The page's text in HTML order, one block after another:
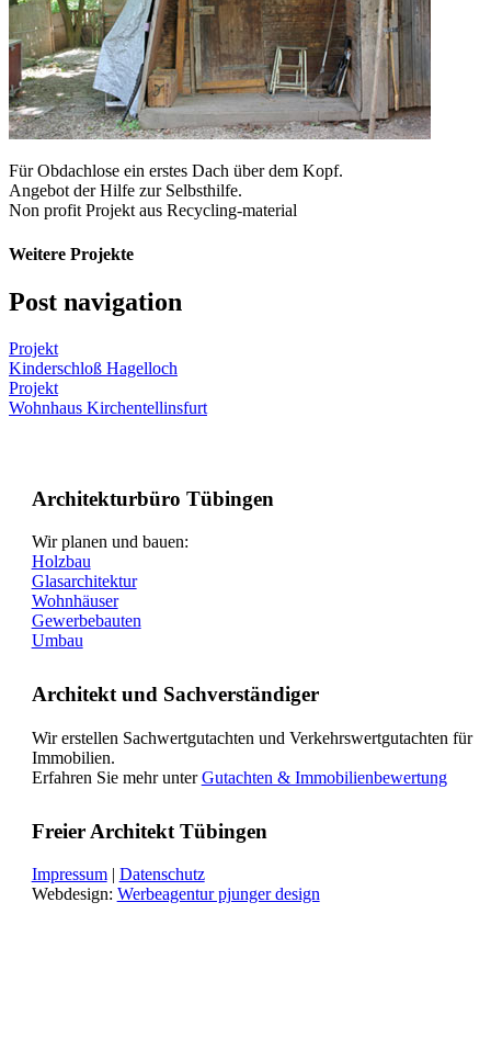
Für Obdachlose ein erstes Dach über dem Kopf.
Angebot der Hilfe zur Selbsthilfe.
Non profit Projekt aus Recycling-material
Weitere Projekte
Post navigation
Projekt
Kinderschloß Hagelloch
Projekt
Wohnhaus Kirchentellinsfurt
Architekturbüro Tübingen
Wir planen und bauen:
Holzbau
Glasarchitektur
Wohnhäuser
Gewerbebauten
Umbau
Architekt und Sachverständiger
Wir erstellen Sachwertgutachten und Verkehrswertgutachten für
Immobilien.
Erfahren Sie mehr unterGutachten & Immobilienbewertung
Freier Architekt Tübingen
Impressum| Datenschutz
Webdesign: Werbeagentur pjunger design